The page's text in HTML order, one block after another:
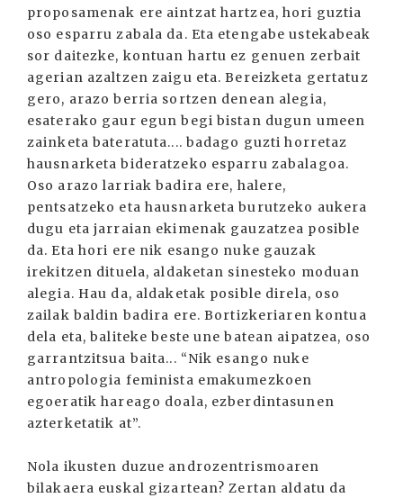
proposamenak ere aintzat hartzea, hori guztia
oso esparru zabala da. Eta etengabe ustekabeak
sor daitezke, kontuan hartu ez genuen zerbait
agerian azaltzen zaigu eta. Bereizketa gertatuz
gero, arazo berria sortzen denean alegia,
esaterako gaur egun begi bistan dugun umeen
zainketa bateratuta.... badago guzti horretaz
hausnarketa bideratzeko esparru zabalagoa.
Oso arazo larriak badira ere, halere,
pentsatzeko eta hausnarketa burutzeko aukera
dugu eta jarraian ekimenak gauzatzea posible
da. Eta hori ere nik esango nuke gauzak
irekitzen dituela, aldaketan sinesteko moduan
alegia. Hau da, aldaketak posible direla, oso
zailak baldin badira ere. Bortizkeriaren kontua
dela eta, baliteke beste une batean aipatzea, oso
garrantzitsua baita... “Nik esango nuke
antropologia feminista emakumezkoen
egoeratik hareago doala, ezberdintasunen
azterketatik at”.
Nola ikusten duzue androzentrismoaren
bilakaera euskal gizartean? Zertan aldatu da